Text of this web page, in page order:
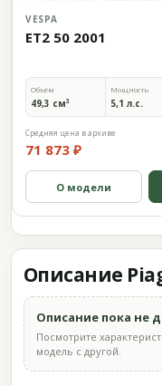
VESPA
ET2 50 2001
Объём
49,3 см³
Мощность
5,1 л.с.
Средняя цена в архиве
71 873 ₽
О модели
Описание
Описание пока не
Посмотрите
модель с другой.